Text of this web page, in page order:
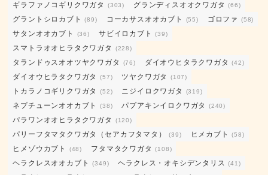
ギラファノコギリクワガタ (303) グランディスオオクワガタ (66)
グラントシロカブト (89) コーカサスオオカブト (55) ゴロファ (58)
サタンオオカブト (36) サビイロカブト (39)
スマトラオオヒラタクワガタ (228)
タランドゥスオオツヤクワガタ (76) ダイオウヒタラクワガタ (42)
ダイオウヒラタクワガタ (57) ツヤクワガタ (107)
トカラノコギリクワガタ (52) ニジイロクワガタ (319)
ネプチューンオオカブト (38) パプアキンイロクワガタ (240)
パラワンオオヒラタクワガタ (120)
パリーフタマタクワガタ（セアカフタマタ） (39) ヒメカブト (58)
ヒメゾウカブト (48) フタマタクワガタ (108)
ヘラクレスオオカブト (349) ヘラクレス・オキシデンタリス (41)